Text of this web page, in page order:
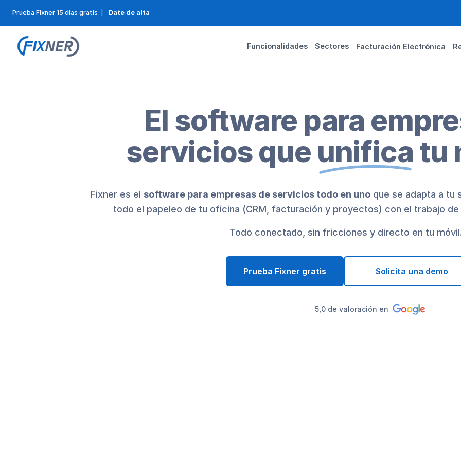
Prueba Fixner 15 días gratis Date de alta
Funcionalidades Sectores Facturación Electrónica
El software para
servicios que unifica tu
Fixner es el software para empresas de servicios todo en unoque se adapta a tu
todo el papeleo de tu oficina (CRM, facturación y proyectos) con el trabajo
Todo conectado, sin fricciones y directo en tu
Prueba Fixner gratis Solicita una demo
5,0 de valoración en